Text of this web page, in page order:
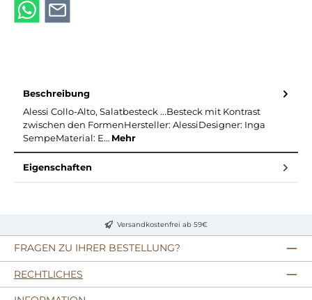
Beschreibung
Alessi Collo-Alto, Salatbesteck ...Besteck mit Kontrast
zwischen den FormenHersteller: AlessiDesigner: Inga
SempeMaterial: E… Mehr
Eigenschaften
Versandkostenfrei ab 59€
FRAGEN ZU IHRER BESTELLUNG?
RECHTLICHES